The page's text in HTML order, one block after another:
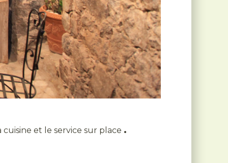
et le service sur place .